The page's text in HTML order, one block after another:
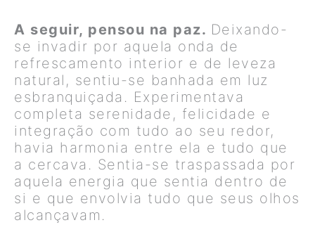
A seguir, pensou na paz. Deixando-
se invadir por aquela onda de
refrescamento interior e de leveza
natural, sentiu-se banhada em luz
esbranquiçada. Experimentava
completa serenidade, felicidade e
integração com tudo ao seu redor,
havia harmonia entre ela e tudo que
a cercava. Sentia-se traspassada por
aquela energia que sentia dentro de
si e que envolvia tudo que seus olhos
alcançavam.